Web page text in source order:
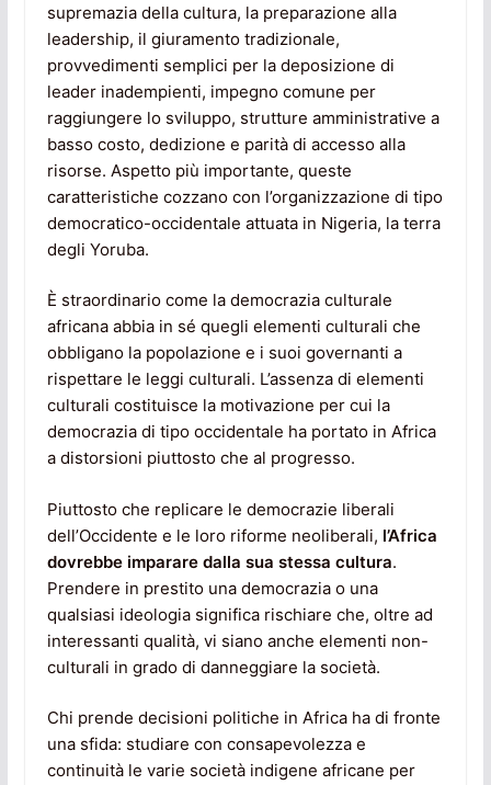
supremazia della cultura, la preparazione alla
leadership, il giuramento tradizionale,
provvedimenti semplici per la deposizione di
leader inadempienti, impegno comune per
raggiungere lo sviluppo, strutture amministrative a
basso costo, dedizione e parità di accesso alla
risorse. Aspetto più importante, queste
caratteristiche cozzano con l’organizzazione di tipo
democratico-occidentale attuata in Nigeria, la terra
degli Yoruba.
È straordinario come la democrazia culturale
africana abbia in sé quegli elementi culturali che
obbligano la popolazione e i suoi governanti a
rispettare le leggi culturali. L’assenza di elementi
culturali costituisce la motivazione per cui la
democrazia di tipo occidentale ha portato in Africa
a distorsioni piuttosto che al progresso.
Piuttosto che replicare le democrazie liberali
dell’Occidente e le loro riforme neoliberali, l’Africa
dovrebbe imparare dalla sua stessa cultura.
Prendere in prestito una democrazia o una
qualsiasi ideologia significa rischiare che, oltre ad
interessanti qualità, vi siano anche elementi non-
culturali in grado di danneggiare la società.
Chi prende decisioni politiche in Africa ha di fronte
una sfida: studiare con consapevolezza e
continuità le varie società indigene africane per